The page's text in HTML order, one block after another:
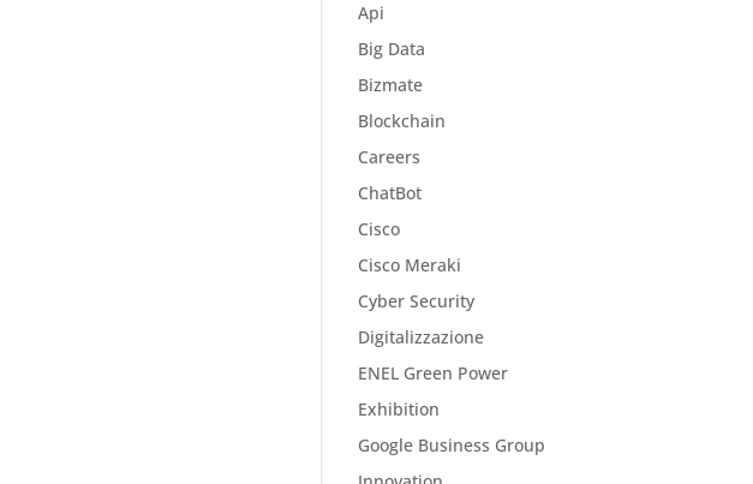
Api
Big Data
Bizmate
Blockchain
Careers
ChatBot
Cisco
Cisco Meraki
Cyber Security
Digitalizzazione
ENEL Green Power
Exhibition
Google Business Group